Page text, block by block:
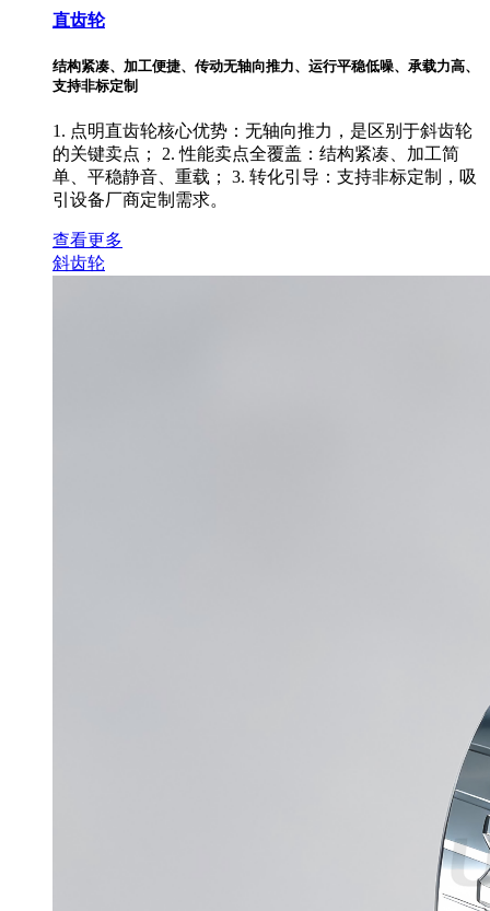
直齿轮
结构紧凑、加工便捷、传动无轴向推力、运行平稳低噪、承载力高、
支持非标定制
1. 点明直齿轮核心优势：无轴向推力，是区别于斜齿轮
的关键卖点； 2. 性能卖点全覆盖：结构紧凑、加工简
单、平稳静音、重载； 3. 转化引导：支持非标定制，吸
引设备厂商定制需求。
查看更多
斜齿轮